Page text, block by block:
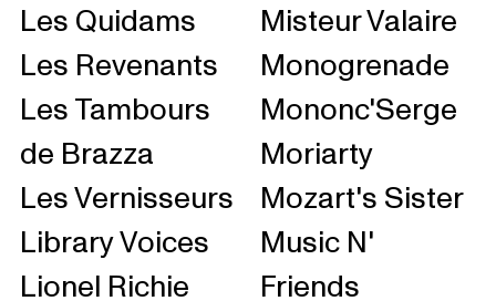
Les Quidams
Les Revenants
Les Tambours
de Brazza
Les Vernisseurs
Library Voices
Lionel Richie
Misteur Valaire
Monogrenade
Mononc'Serge
Moriarty
Mozart's Sister
Music N'
Friends